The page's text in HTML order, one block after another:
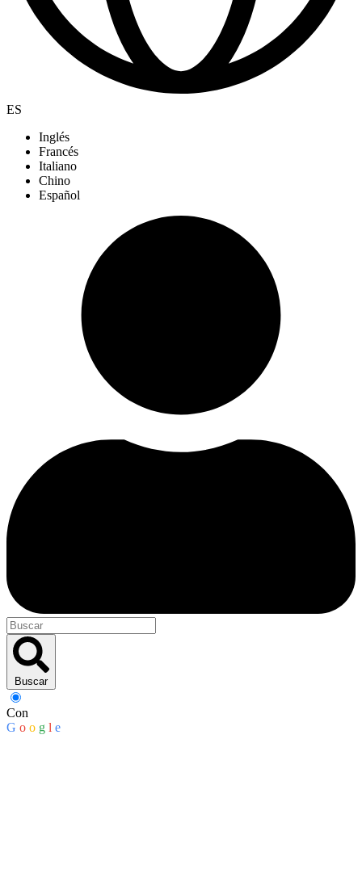
ES
Inglés
Francés
Italiano
Chino
Español
Buscar
Con
G o o g l e